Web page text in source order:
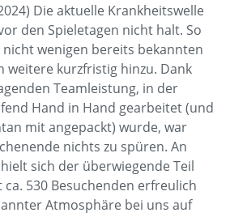
Die aktuelle Krankheitswelle
den Spieletagen nicht halt. So
nicht wenigen bereits bekannten
weitere kurzfristig hinzu. Dank
Teamleistung, in der
Hand in Hand gearbeitet (und
mit angepackt) wurde, war
nichts zu spüren. An
sich der überwiegende Teil
530 Besuchenden erfreulich
Atmosphäre bei uns auf